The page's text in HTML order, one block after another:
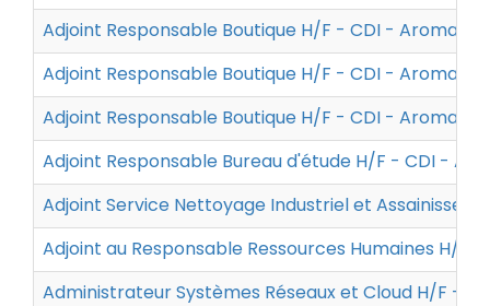
Adjoint Responsable Boutique H/F - CDI - Aroma
Adjoint Responsable Boutique H/F - CDI - Aroma
Adjoint Responsable Boutique H/F - CDI - Aroma
Adjoint Responsable Bureau d'étude H/F - CDI -
Adjoint Service Nettoyage Industriel et
Adjoint au Responsable Ressources Humaines H/F
Administrateur Systèmes Réseaux et Cloud H/F -